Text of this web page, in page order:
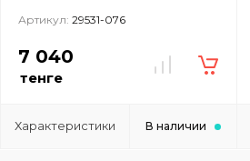
Артикул: 29531-076
7 040
тенге
Характеристики В наличии